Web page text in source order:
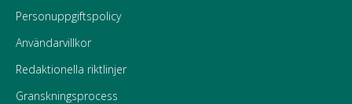
Personuppgiftspolicy
Användarvillkor
Redaktionella riktlinjer
Granskningsprocess